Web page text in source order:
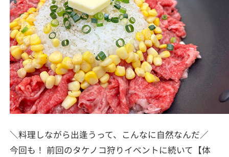
＼料理しながら出逢うって、こんなに自然なんだ／
今回も！ 前回のタケノコ狩りイベントに続いて【体